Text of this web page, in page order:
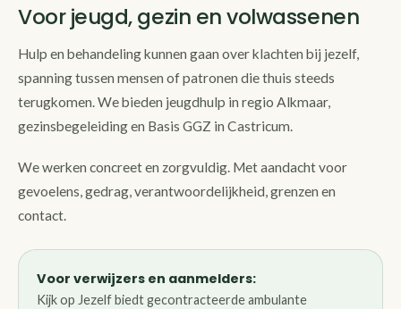
Voor jeugd, gezin en volwassenen
Hulp en behandeling kunnen gaan over klachten bij jezelf,
spanning tussen mensen of patronen die thuis steeds
terugkomen. We bieden jeugdhulp in regio Alkmaar,
gezinsbegeleiding en Basis GGZ in Castricum.
We werken concreet en zorgvuldig. Met aandacht voor
gevoelens, gedrag, verantwoordelijkheid, grenzen en
contact.
Voor verwijzers en aanmelders:
Kijk op Jezelf biedt gecontracteerde ambulante